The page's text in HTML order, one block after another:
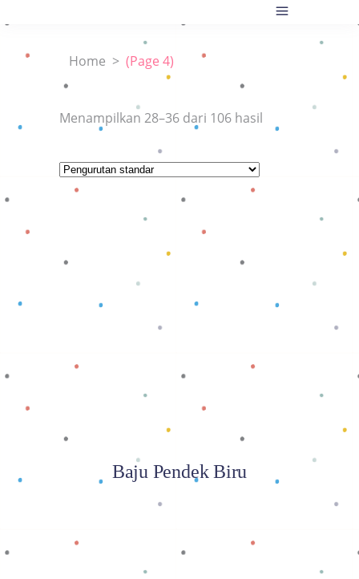
Home > (Page 4)
Menampilkan 28–36 dari 106 hasil
Baca selengkapnya
Baju Pendek Biru